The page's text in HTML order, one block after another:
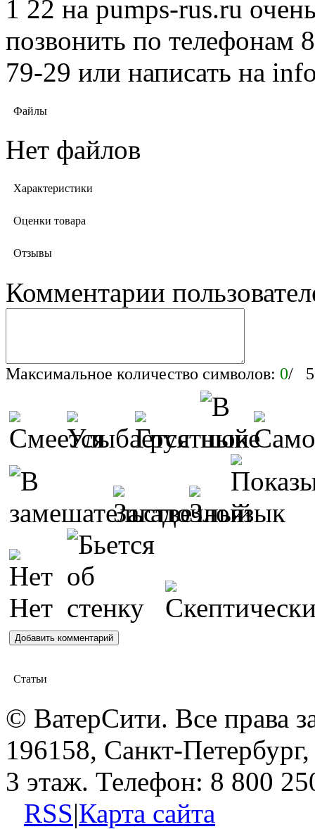
1 22 на pumps-rus.ru
позвонить по телефонам
79-29 или написать на
Файлы
Нет файлов
Характеристики
Оценки товара
Отзывы
Комментарии
Максимальное количество символов: 0/
Статьи
© ВатерСити. Все права
196158, Санкт-
3 этаж. Телефон: 8 800
RSS|Карта сайта